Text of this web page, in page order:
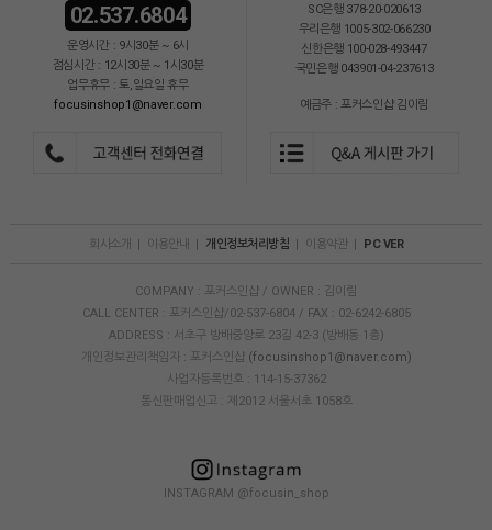
02.537.6804
운영시간 : 9시30분 ~ 6시
점심시간 : 12시30분 ~ 1시30분
업무휴무 : 토,일요일 휴무
focusinshop1@naver.com
SC은행 378-20-020613
우리은행 1005-302-066230
신한은행 100-028-493447
국민은행 043901-04-237613
예금주 : 포커스인샵 김이림
회사소개 이용안내 개인정보처리방침 이용약관 PC VER
COMPANY : 포커스인샵 / OWNER : 김이림
CALL CENTER : 포커스인샵/02-537-6804 / FAX : 02-6242-6805
ADDRESS : 서초구 방배중앙로 23길 42-3 (방배동 1층)
개인정보관리책임자 : 포커스인샵 (focusinshop1@naver.com)
사업자등록번호 : 114-15-37362
통신판매업신고 : 제2012 서울서초 1058호
INSTAGRAM @focusin_shop